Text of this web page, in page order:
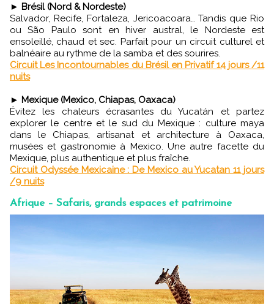
► Brésil (Nord & Nordeste)
Salvador, Recife, Fortaleza, Jericoacoara… Tandis que Rio
ou São Paulo sont en hiver austral, le Nordeste est
ensoleillé, chaud et sec. Parfait pour un circuit culturel et
balnéaire au rythme de la samba et des sourires.
Circuit Les Incontournables du Brésil en Privatif 14 jours /11
nuits
► Mexique (Mexico, Chiapas, Oaxaca)
Évitez les chaleurs écrasantes du Yucatán et partez
explorer le centre et le sud du Mexique : culture maya
dans le Chiapas, artisanat et architecture à Oaxaca,
musées et gastronomie à Mexico. Une autre facette du
Mexique, plus authentique et plus fraîche.
Circuit Odyssée Mexicaine : De Mexico au Yucatan 11 jours
/9 nuits
Afrique – Safaris, grands espaces et patrimoine